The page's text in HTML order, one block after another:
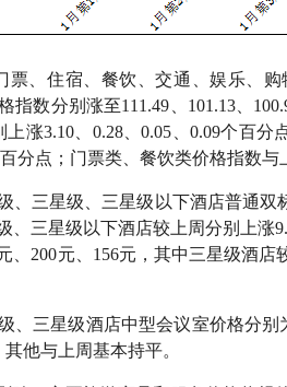
票、住宿、餐饮、交通、娱乐、
指数分别涨至111.49、101.13、
涨3.10、0.28、0.05、0.09个百分
分点；门票类、餐饮类价格指数与
、三星级、三星级以下酒店普通双
、三星级以下酒店较上周分别上涨
、200元、156元，其中三星级酒
、三星级酒店中型会议室价格分别
他与上周基本持平。